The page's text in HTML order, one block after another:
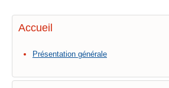
Accueil
Présentation générale